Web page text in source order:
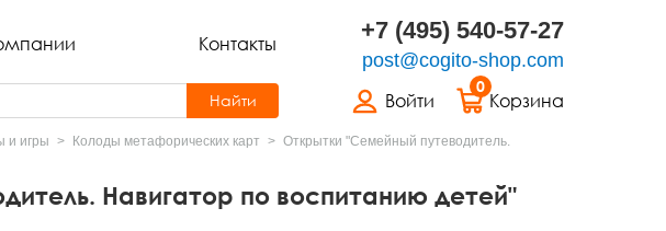
Контакты +7 (495) 540-57-27
post@cogito-shop.com
Войти
0
Корзина
Найти
и игры Колоды метафорических карт
Открытки "Семейный путеводитель.
Навигатор по воспитанию детей"